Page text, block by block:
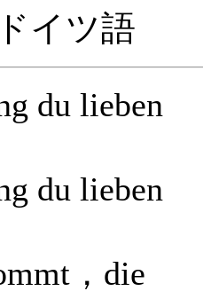
イツ語
du lieben
du lieben
，die